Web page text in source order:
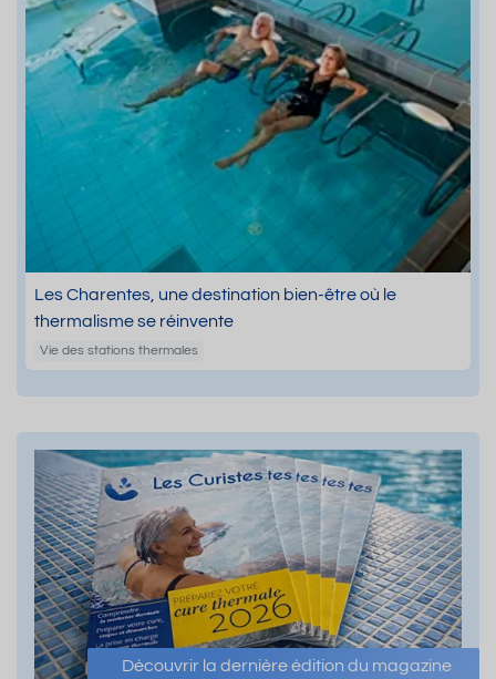
Les Charentes, une destination bien-être où le
thermalisme se réinvente
Vie des stations thermales
Découvrir la dernière édition du magazine